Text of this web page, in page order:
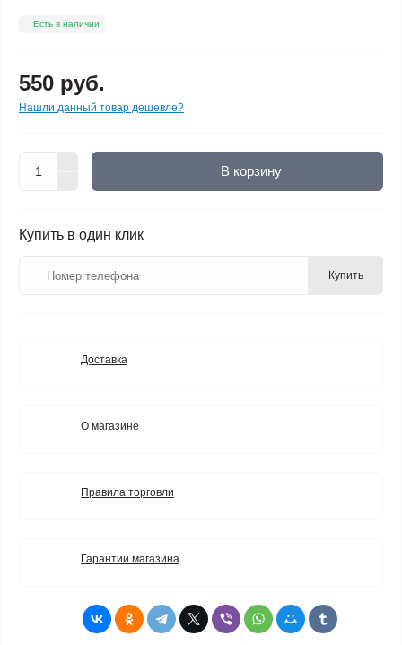
Есть в наличии
550 руб.
Нашли данный товар дешевле?
В корзину
Купить в один клик
Купить
Доставка
О магазине
Правила торговли
Гарантии магазина